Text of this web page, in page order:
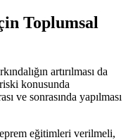
Toplumsal
artırılması da
konusunda
ve sonrasında yapılması
eğitimleri verilmeli,